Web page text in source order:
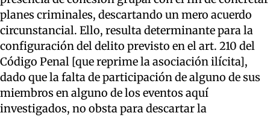
planes criminales, descartando un mero acuerdo
circunstancial. Ello, resulta determinante para la
configuración del delito previsto en el art. 210 del
Código Penal [que reprime la asociación ilícita],
dado que la falta de participación de alguno de sus
miembros en alguno de los eventos aquí
investigados, no obsta para descartar la